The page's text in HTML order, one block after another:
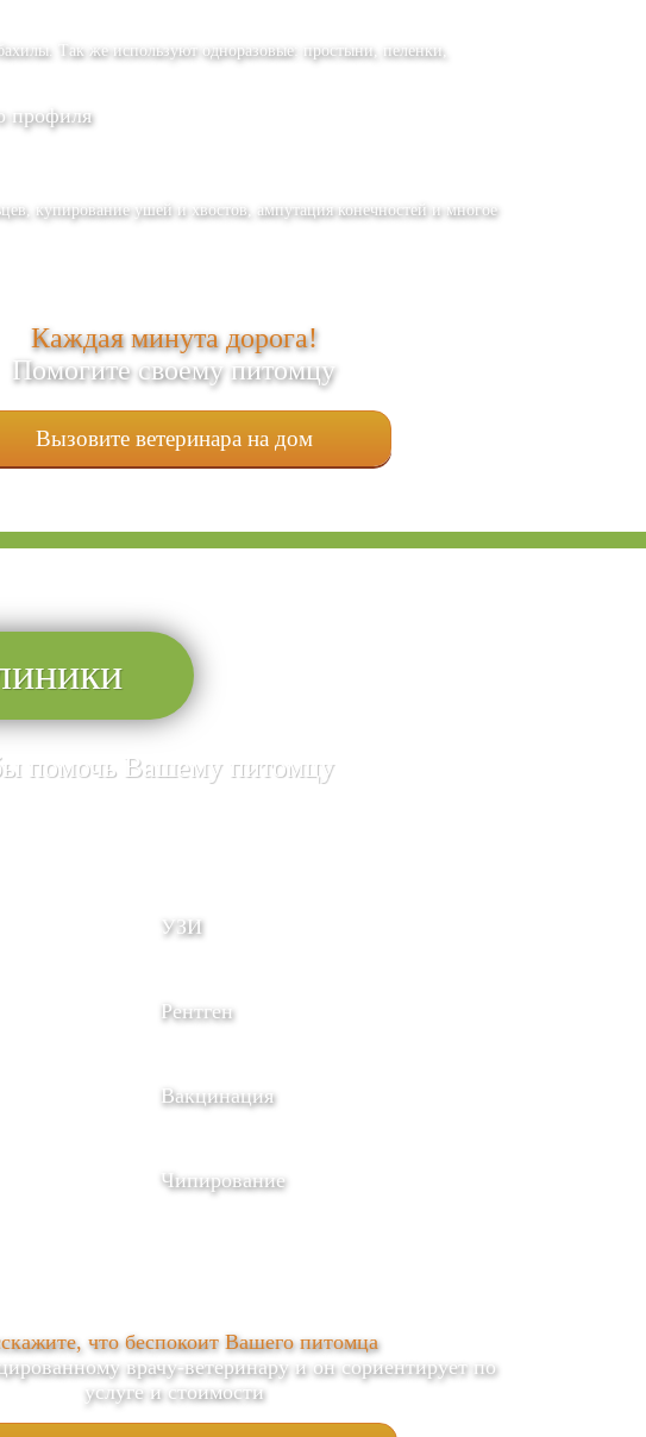
Так же используют одноразовые: простыни, пеленки,
профиля
купирование ушей и хвостов, ампутация конечностей и многое
Каждая минута дорога!
Помогите своему питомцу
Вызовите ветеринара на дом
помочь Вашему питомцу
УЗИ
Рентген
Вакцинация
Чипирование
что беспокоит Вашего питомца
врачу-ветеринару и он сориентирует по
услуге и стоимости